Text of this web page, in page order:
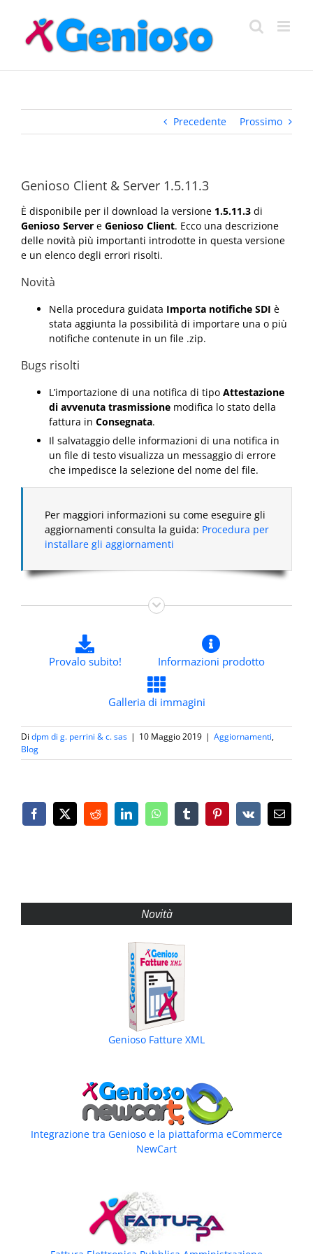
contenuto
Precedente Prossimo
Genioso Client & Server 1.5.11.3
È disponibile per il download la versione 1.5.11.3 di
Genioso Server e Genioso Client. Ecco una descrizione
delle novità più importanti introdotte in questa versione
e un elenco degli errori risolti.
Novità
Nella procedura guidata Importa notifiche SDI è
stata aggiunta la possibilità di importare una o più
notifiche contenute in un file .zip.
Bugs risolti
L’importazione di una notifica di tipo Attestazione
di avvenuta trasmissione modifica lo stato della
fattura in Consegnata.
Il salvataggio delle informazioni di una notifica in
un file di testo visualizza un messaggio di errore
che impedisce la selezione del nome del file.
Per maggiori informazioni su come eseguire gli
aggiornamenti consulta la guida: Procedura per
installare gli aggiornamenti
Provalo subito! Informazioni prodotto
Galleria di immagini
Di dpm di g. perrini & c. sas | 10 Maggio 2019 | Aggiornamenti,
Blog
Facebook
X RedditLinkedInWhatsAppTumblrPinterest
Vk Email
Novità
Genioso Fatture XML
Integrazione tra Genioso e la piattaforma eCommerce
NewCart